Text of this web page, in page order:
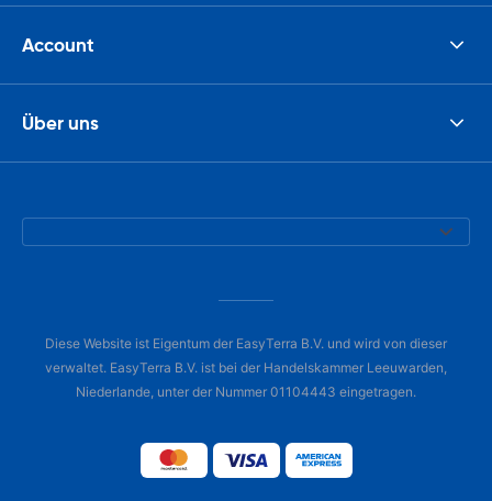
Account
Über uns
Diese Website ist Eigentum der EasyTerra B.V. und wird von dieser
verwaltet. EasyTerra B.V. ist bei der Handelskammer Leeuwarden,
Niederlande, unter der Nummer 01104443 eingetragen.